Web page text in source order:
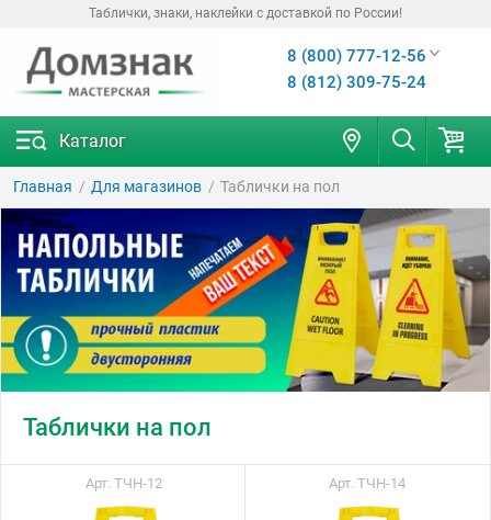
Таблички, знаки, наклейки с доставкой по России!
8 (800) 777-12-56
8 (812) 309-75-24
Каталог
Главная Для магазинов Таблички на пол
Таблички на пол
Арт. ТЧН-12 Арт. ТЧН-14